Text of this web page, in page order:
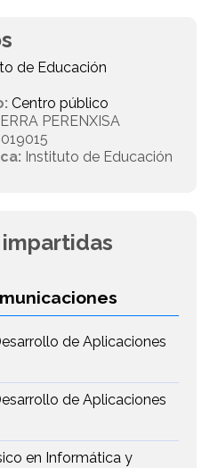
de Educación
Centro público
PERENXISA
Instituto de Educación
de Aplicaciones
de Aplicaciones
en Informática y